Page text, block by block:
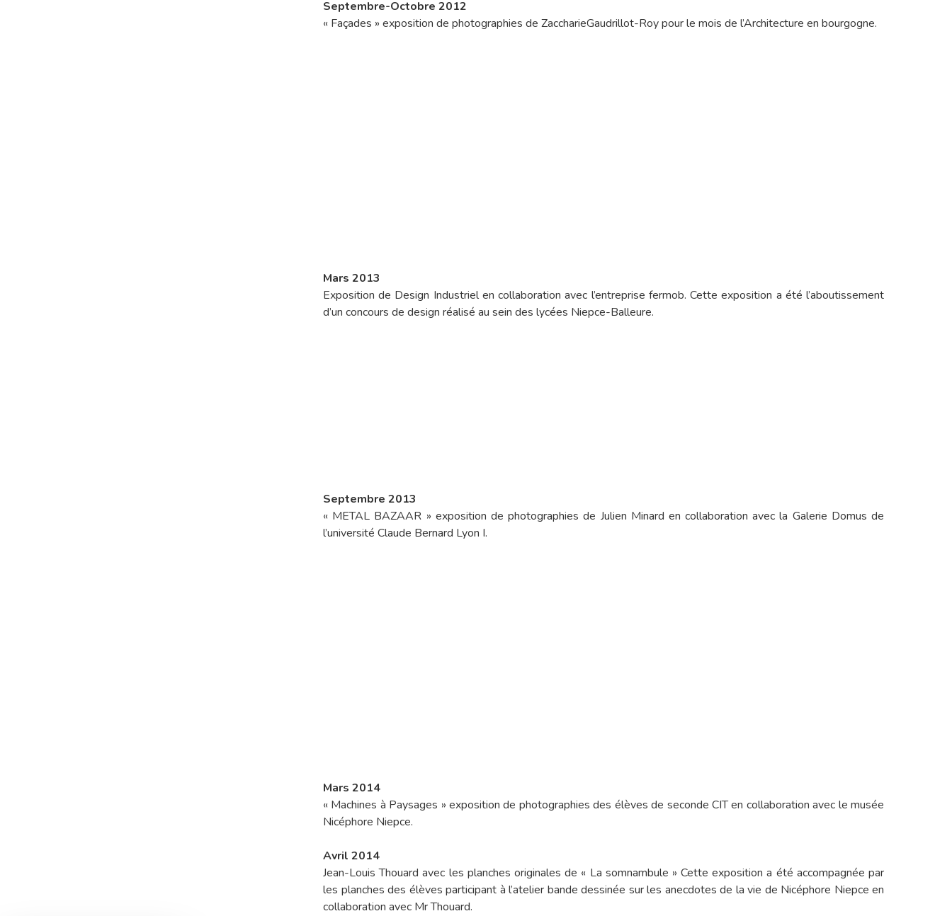
Septembre-Octobre 2012
« Façades » exposition de photographies de ZaccharieGaudrillot-Roy pour le mois de l’Architecture en bourgogne.
Mars 2013
Exposition de Design Industriel en collaboration avec l’entreprise fermob. Cette exposition a été l’aboutissement
d’un concours de design réalisé au sein des lycées Niepce-Balleure.
Septembre 2013
« METAL BAZAAR » exposition de photographies de Julien Minard en collaboration avec la Galerie Domus de
l’université Claude Bernard Lyon I.
Mars 2014
« Machines à Paysages » exposition de photographies des élèves de seconde CIT en collaboration avec le musée
Nicéphore Niepce.
Avril 2014
Jean-Louis Thouard avec les planches originales de « La somnambule » Cette exposition a été accompagnée par
les planches des élèves participant à l’atelier bande dessinée sur les anecdotes de la vie de Nicéphore Niepce en
collaboration avec Mr Thouard.